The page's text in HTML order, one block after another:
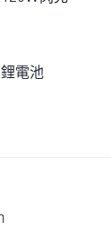
鋰電池